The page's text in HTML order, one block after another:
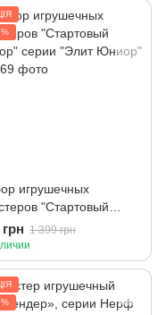
игрушечных
"Стартовый
серии "Элит Юниор"
1 399 грн